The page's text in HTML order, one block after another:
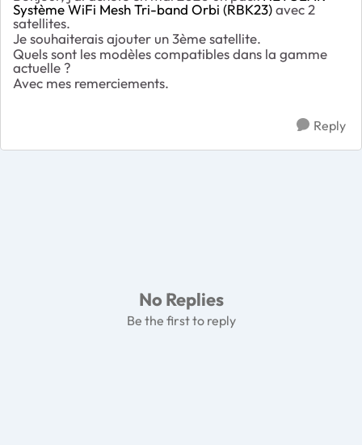
Système WiFi Mesh Tri-band Orbi (RBK23)avec 2
satellites.
Je souhaiterais ajouter un 3ème satellite.
Quels sont les modèles compatibles dans la gamme
actuelle ?
Avec mes remerciements.
Reply
No Replies
Be the first to reply